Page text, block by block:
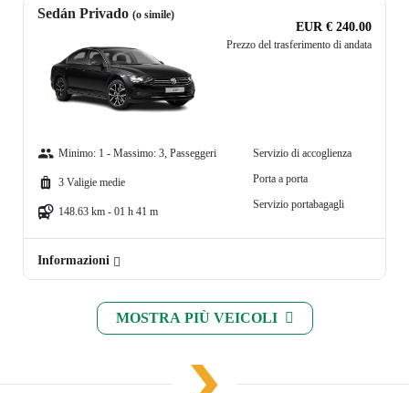
Sedán Privado (o simile)
EUR € 240.00
Prezzo del trasferimento di andata
Minimo: 1 - Massimo: 3, Passeggeri
3 Valigie medie
148.63 km - 01 h 41 m
Servizio di accoglienza
Porta a porta
Servizio portabagagli
Informazioni
MOSTRA PIÙ VEICOLI